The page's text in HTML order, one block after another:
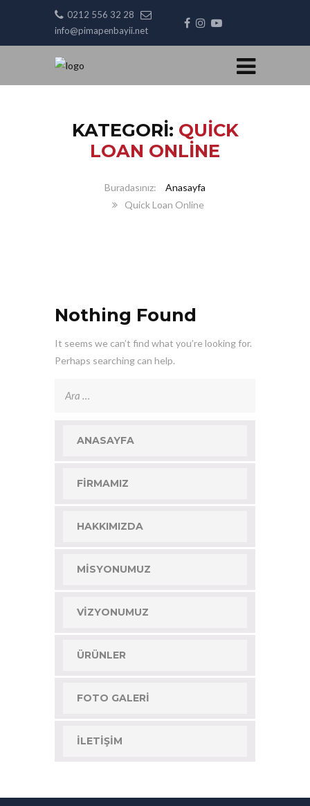
0212 556 32 28
info@pimapenbayii.net
KATEGORI: QUICK
LOAN ONLINE
Anasayfa
Quick Loan Online
Nothing Found
It seems we can’t find what you’re looking for.
Perhaps searching can help.
ANASAYFA
FIRMAMIZ
HAKKIMIZDA
MISYONUMUZ
VIZYONUMUZ
ÜRÜNLER
FOTO GALERI
İLETIŞIM